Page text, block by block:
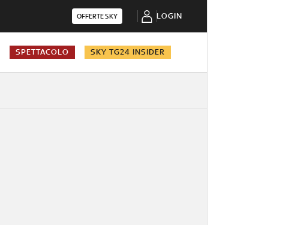
OFFERTE SKY LOGIN
SPETTACOLO SKY TG24 INSIDER